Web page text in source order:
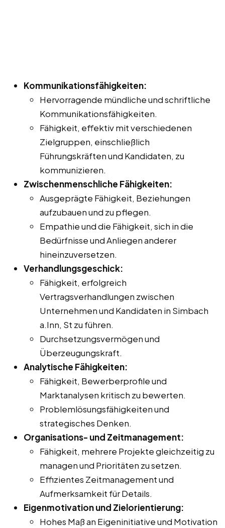
Kommunikationsfähigkeiten:
Hervorragende mündliche und schriftliche
Kommunikationsfähigkeiten.
Fähigkeit, effektiv mit verschiedenen
Zielgruppen, einschließlich
Führungskräften und Kandidaten, zu
kommunizieren.
Zwischenmenschliche Fähigkeiten:
Ausgeprägte Fähigkeit, Beziehungen
aufzubauen und zu pflegen.
Empathie und die Fähigkeit, sich in die
Bedürfnisse und Anliegen anderer
hineinzuversetzen.
Verhandlungsgeschick:
Fähigkeit, erfolgreich
Vertragsverhandlungen zwischen
Unternehmen und Kandidaten in Simbach
a.Inn, St zu führen.
Durchsetzungsvermögen und
Überzeugungskraft.
Analytische Fähigkeiten:
Fähigkeit, Bewerberprofile und
Marktanalysen kritisch zu bewerten.
Problemlösungsfähigkeiten und
strategisches Denken.
Organisations- und Zeitmanagement:
Fähigkeit, mehrere Projekte gleichzeitig zu
managen und Prioritäten zu setzen.
Effizientes Zeitmanagement und
Aufmerksamkeit für Details.
Eigenmotivation und Zielorientierung:
Hohes Maß an Eigeninitiative und Motivation